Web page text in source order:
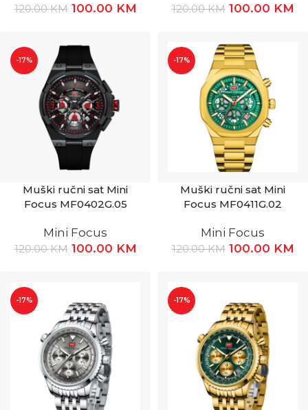
120.00KM 100.00 KM 120.00KM 100.00 KM
-17%
Muški ručni sat Mini
Focus MF0402G.05
Mini Focus
120.00KM 100.00 KM
-17%
Muški ručni sat Mini
Focus MF0411G.02
Mini Focus
120.00KM 100.00 KM
-17% -17%